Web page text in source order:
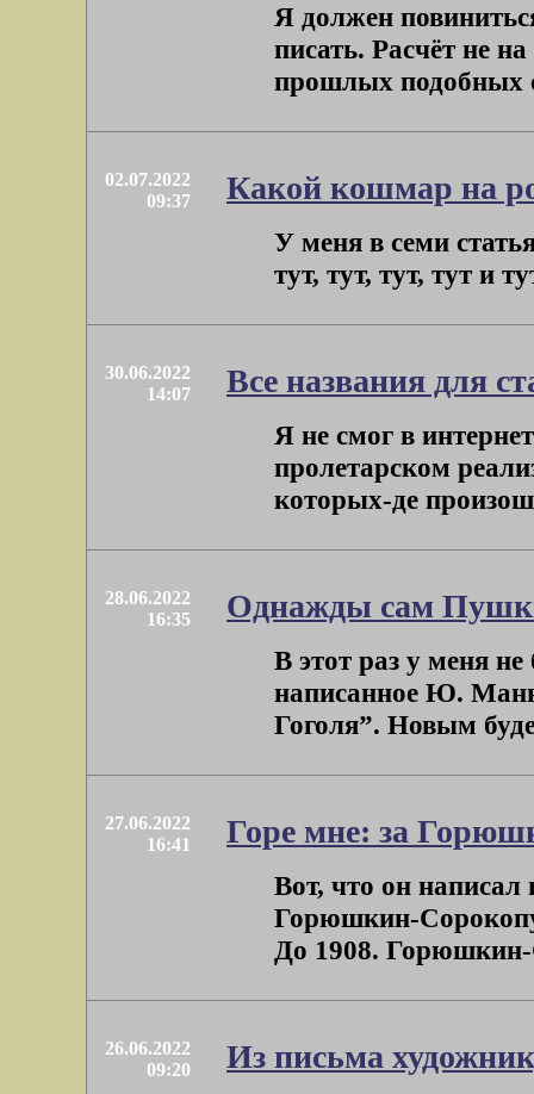
Я должен
писать. Расчёт не
прошлых подобных
02.07.2022
09:37
Какой кошмар на
У меня в семи
тут, тут, тут, тут и
30.06.2022
14:07
Все названия для
Я не смог в
пролетарском
которых-де
28.06.2022
16:35
Однажды сам
В этот раз у меня
написанное Ю.
Гоголя”. Новым
27.06.2022
16:41
Горе мне: за
Вот, что он написал
Горюшкин-
До 1908. Горюшкин-
26.06.2022
09:20
Из письма